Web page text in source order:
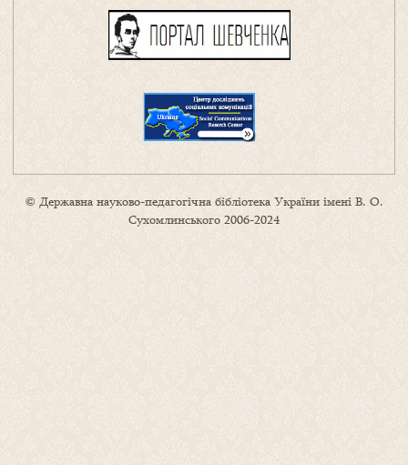
© Державна науково-педагогічна бібліотека України імені В. О.
Сухомлинського 2006-2024